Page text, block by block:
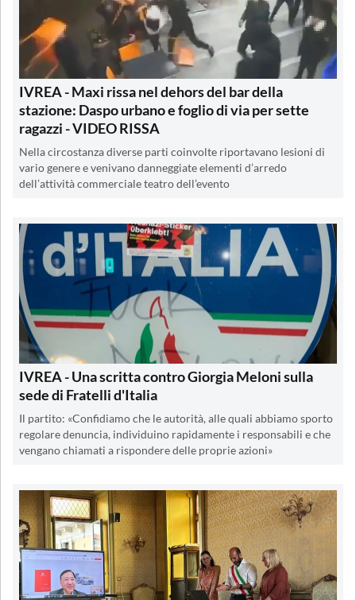
IVREA - Maxi rissa nel dehors del bar della
stazione: Daspo urbano e foglio di via per sette
ragazzi - VIDEO RISSA
Nella circostanza diverse parti coinvolte riportavano lesioni di
vario genere e venivano danneggiate elementi d’arredo
dell’attività commerciale teatro dell’evento
IVREA - Una scritta contro Giorgia Meloni sulla
sede di Fratelli d'Italia
Il partito: «Confidiamo che le autorità, alle quali abbiamo sporto
regolare denuncia, individuino rapidamente i responsabili e che
vengano chiamati a rispondere delle proprie azioni»